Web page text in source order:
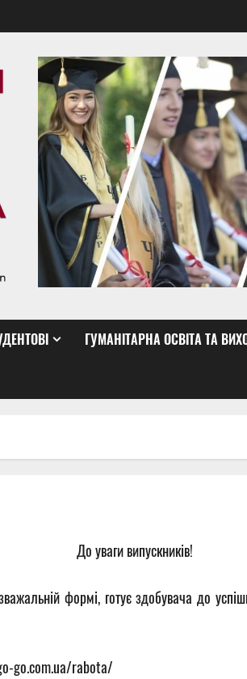
ГУМАНІТАРНА ОСВІТА ТА
До уваги випускників!
формі, готує здобувача до
go.com.ua/rabota/